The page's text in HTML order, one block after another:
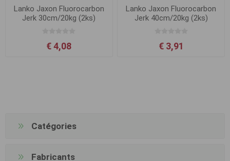
Lanko Jaxon Fluorocarbon
Jerk 30cm/20kg (2ks)
€ 4,08
Lanko Jaxon Fluorocarbon
Jerk 40cm/20kg (2ks)
€ 3,91
Catégories
Fabricants